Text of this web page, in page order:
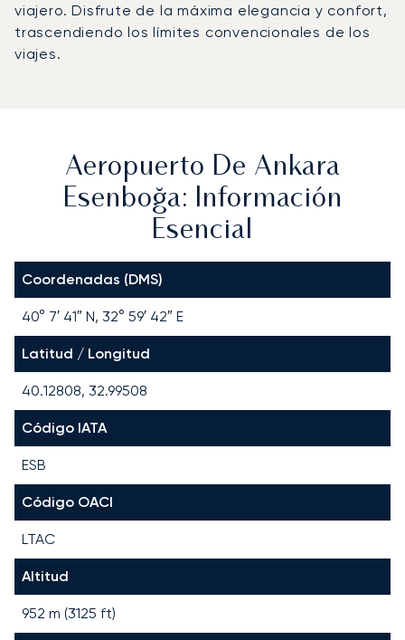
viajero. Disfrute de la máxima elegancia y confort,
trascendiendo los límites convencionales de los
viajes.
Aeropuerto De Ankara
Esenboğa: Información
Esencial
Coordenadas (DMS)
40° 7′ 41″ N, 32° 59′ 42″ E
Latitud / Longitud
40.12808, 32.99508
Código IATA
ESB
Código OACI
LTAC
Altitud
952 m (3125 ft)